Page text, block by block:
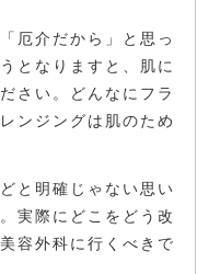
厄介だから」と思っ
となりますと、肌に
さい。どんなにフラ
ンジングは肌のため
と明確じゃない思い
実際にどこをどう改
容外科に行くべきで